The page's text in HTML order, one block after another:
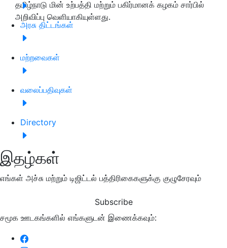
அரசு திட்டங்கள்
மற்றவைகள்
வலைப்பதிவுகள்
Directory
இதழ்கள்
எங்கள் அச்சு மற்றும் டிஜிட்டல் பத்திரிகைகளுக்கு குழுசேரவும்
Subscribe
சமூக ஊடகங்களில் எங்களுடன் இணைக்கவும்:
தமிழ்நாடு மின் உற்பத்தி மற்றும் பகிர்மானக் கழகம் சார்பில்
அறிவிப்பு வெளியாகியுள்ளது.